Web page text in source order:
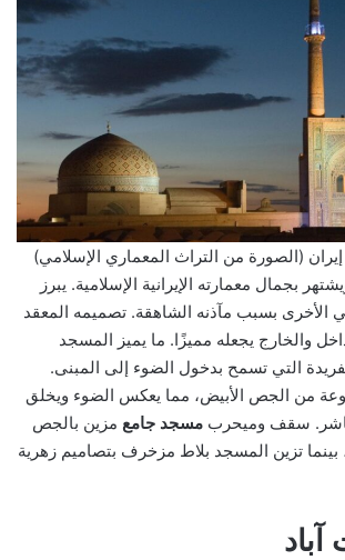
(الصورة من التراث المعماري الإسلامي)
بجمال معمارته الإيرانية الإسلامية. يبرز
الأخرى بسبب مآذنه الشاهقة. تصميمه المعقد
والخارج يجعله مميزًا. ما يميز المسجد
التي تسمح بدخول الضوء إلى المبنى.
من الجص الأبيض، مما يعكس الضوء ويخلق
سقف وميحرب مسجد جامع مزين بالجص
بينما تزين المسجد بلاط مزخرف بتصاميم زهرية